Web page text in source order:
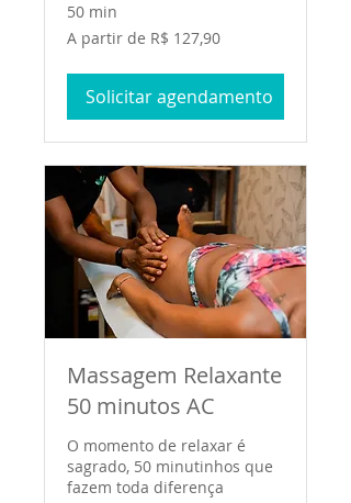
50 min
A
partir
brasileiros
A partir de R$ 127,90
Solicitar agendamento
Massagem Relaxante
50 minutos AC
O momento de relaxar é
sagrado, 50 minutinhos que
fazem toda diferença